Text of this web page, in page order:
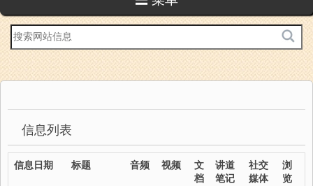
站
内
搜
索
信息列表
信息日期 标题 音频 视频
文
档
讲道
笔记
社交
媒体
浏
览